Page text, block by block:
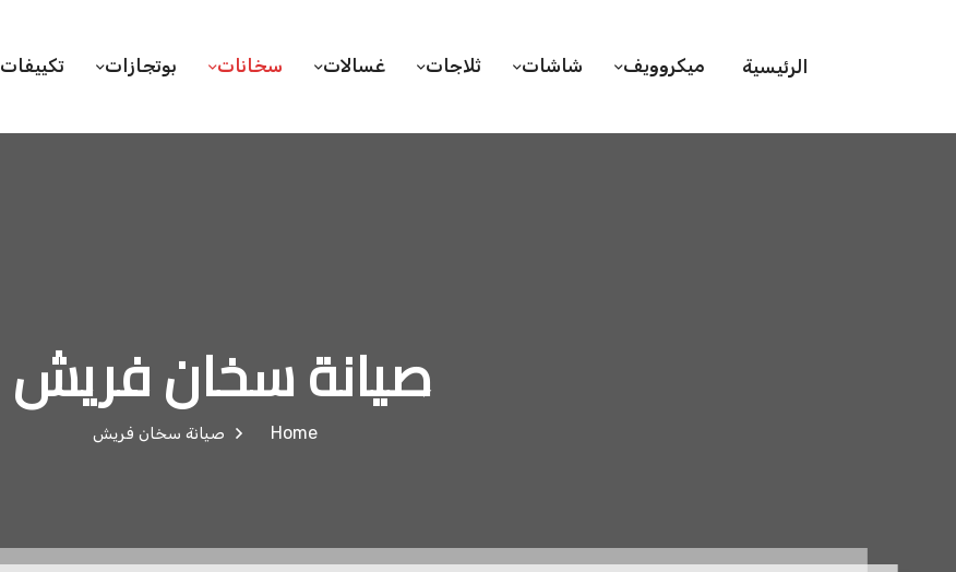
الرئيسية ميكروويف شاشات ثلاجات غسالات سخانات بوتجازات تكييفات
صيانة سخان فريش
Home صيانة سخان فريش